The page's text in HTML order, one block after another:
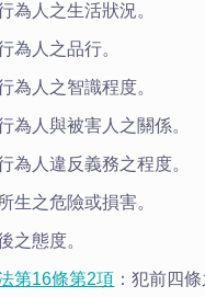
為人之生活狀況。
為人之品行。
為人之智識程度。
為人與被害人之關係。
為人違反義務之程度。
生之危險或損害。
之態度。
第16條第2項 ：犯前四